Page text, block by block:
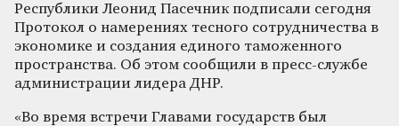
Республики Леонид Пасечник подписали сегодня
Протокол о намерениях тесного сотрудничества в
экономике и создания единого таможенного
пространства. Об этом сообщили в пресс-службе
администрации лидера ДНР.
«Во время встречи Главами государств был